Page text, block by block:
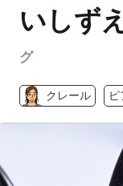
いしず
グ
クレール